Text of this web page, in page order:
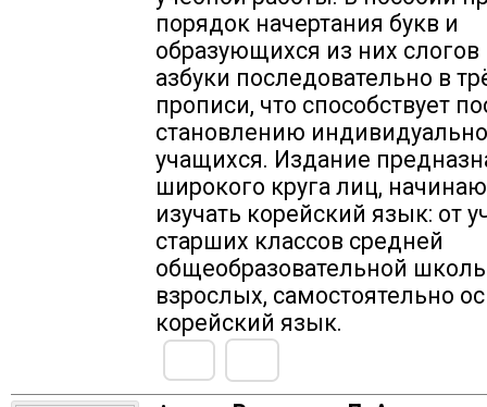
порядок начертания букв и
образующихся из них слогов
азбуки последовательно в
прописи, что способствует
становлению
учащихся. Издание
широкого круга лиц,
изучать корейский язык: от
старших классов средней
общеобразовательной
взрослых, самостоятельно
корейский язык.